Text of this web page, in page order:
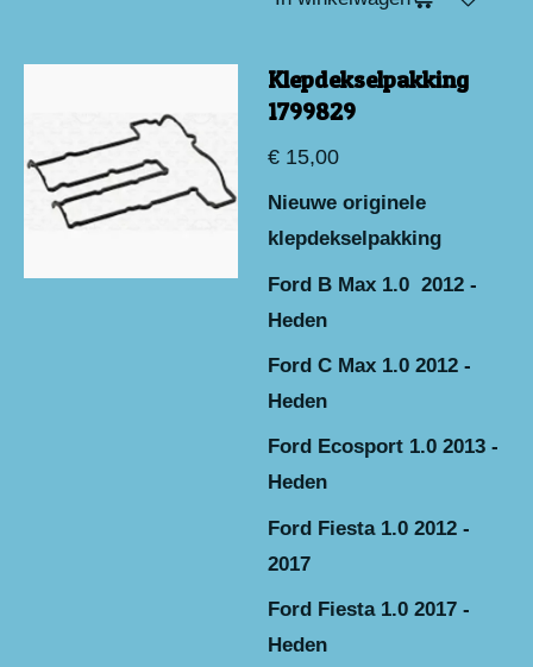
Klepdekselpakking
1799829
€ 15,00
Nieuwe originele
klepdekselpakking
Ford B Max 1.0 2012 -
Heden
Ford C Max 1.0 2012 -
Heden
Ford Ecosport 1.0 2013 -
Heden
Ford Fiesta 1.0 2012 -
2017
Ford Fiesta 1.0 2017 -
Heden